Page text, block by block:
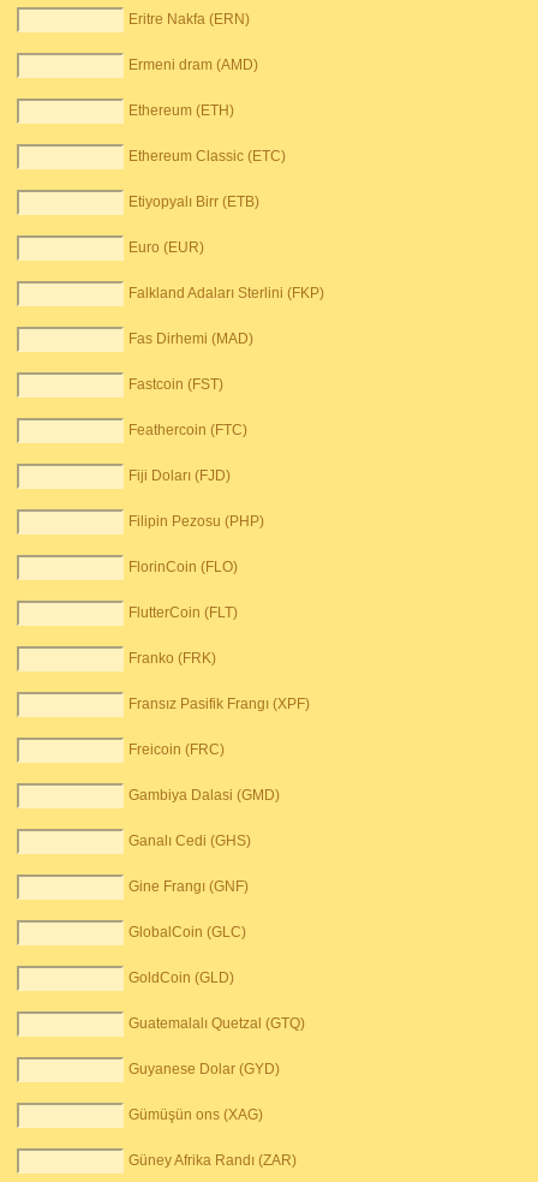
Eritre Nakfa (ERN)
Ermeni dram (AMD)
Ethereum (ETH)
Ethereum Classic (ETC)
Etiyopyalı Birr (ETB)
Euro (EUR)
Falkland Adaları Sterlini (FKP)
Fas Dirhemi (MAD)
Fastcoin (FST)
Feathercoin (FTC)
Fiji Doları (FJD)
Filipin Pezosu (PHP)
FlorinCoin (FLO)
FlutterCoin (FLT)
Franko (FRK)
Fransız Pasifik Frangı (XPF)
Freicoin (FRC)
Gambiya Dalasi (GMD)
Ganalı Cedi (GHS)
Gine Frangı (GNF)
GlobalCoin (GLC)
GoldCoin (GLD)
Guatemalalı Quetzal (GTQ)
Guyanese Dolar (GYD)
Gümüşün ons (XAG)
Güney Afrika Randı (ZAR)